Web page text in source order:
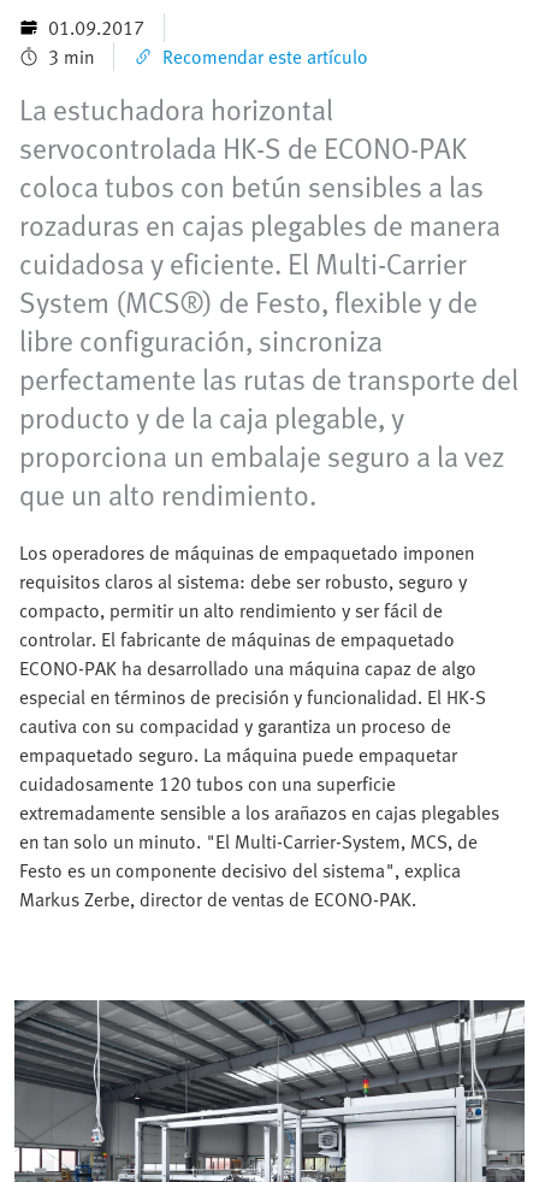
01.09.2017
3 min
Recomendar este artículo
La estuchadora horizontal
servocontrolada HK-S de ECONO-PAK
coloca tubos con betún sensibles a las
rozaduras en cajas plegables de manera
cuidadosa y eficiente. El Multi-Carrier
System (MCS®) de Festo, flexible y de
libre configuración, sincroniza
perfectamente las rutas de transporte del
producto y de la caja plegable, y
proporciona un embalaje seguro a la vez
que un alto rendimiento.
Los operadores de máquinas de empaquetado imponen
requisitos claros al sistema: debe ser robusto, seguro y
compacto, permitir un alto rendimiento y ser fácil de
controlar. El fabricante de máquinas de empaquetado
ECONO-PAK ha desarrollado una máquina capaz de algo
especial en términos de precisión y funcionalidad. El HK-S
cautiva con su compacidad y garantiza un proceso de
empaquetado seguro. La máquina puede empaquetar
cuidadosamente 120 tubos con una superficie
extremadamente sensible a los arañazos en cajas plegables
en tan solo un minuto. "El Multi-Carrier-System, MCS, de
Festo es un componente decisivo del sistema", explica
Markus Zerbe, director de ventas de ECONO-PAK.